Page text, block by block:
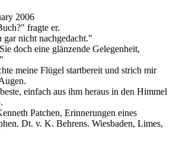
2006
fragte er.
nicht nachgedacht."
doch eine glänzende Gelegenheit,
meine Flügel startbereit und strich mir
einfach aus ihm heraus in den Himmel
Patchen, Erinnerungen eines
Dt. v. K. Behrens. Wiesbaden, Limes,